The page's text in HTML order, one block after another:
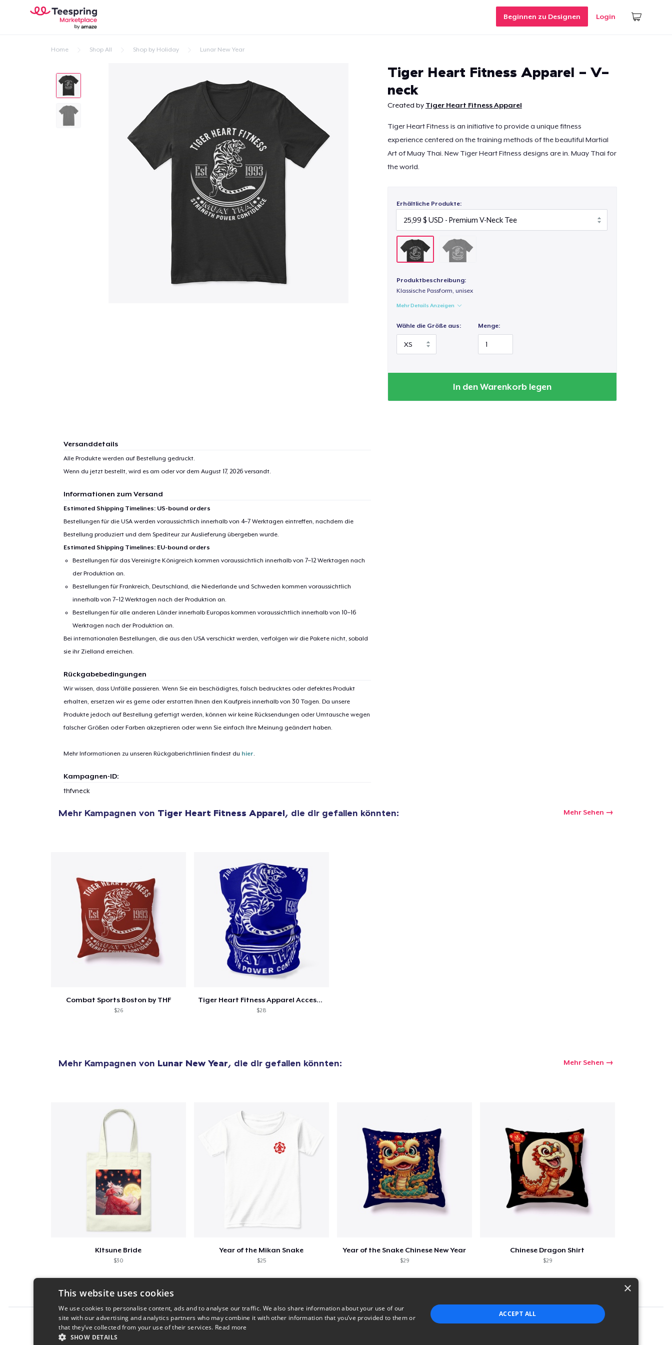
Beginnen zu Designen Login
Home Shop All Shop by Holiday Lunar New Year
Tiger Heart Fitness Apparel - V-
neck
Created by Tiger Heart Fitness Apparel
Tiger Heart Fitness is an initiative to provide a unique fitness
experience centered on the training methods of the beautiful Martial
Art of Muay Thai. New Tiger Heart Fitness designs are in. Muay Thai for
the world.
Erhältliche Produkte:
Produktbeschreibung:
Klassische Passform, unisex
Mehr Details Anzeigen
Wähle die Größe aus: Menge:
In den Warenkorb legen
Versanddetails
Alle Produkte werden auf Bestellung gedruckt.
Wenn du jetzt bestellt, wird es am oder vor dem August 17, 2026versandt.
Informationen zum Versand
Estimated Shipping Timelines: US-bound orders
Bestellungen für die USA werden voraussichtlich innerhalb von 4–7 Werktagen eintreffen, nachdem die
Bestellung produziert und dem Spediteur zur Auslieferung übergeben wurde.
Estimated Shipping Timelines: EU-bound orders
Bestellungen für das Vereinigte Königreich kommen voraussichtlich innerhalb von 7–12 Werktagen nach
der Produktion an.
Bestellungen für Frankreich, Deutschland, die Niederlande und Schweden kommen voraussichtlich
innerhalb von 7–12 Werktagen nach der Produktion an.
Bestellungen für alle anderen Länder innerhalb Europas kommen voraussichtlich innerhalb von 10–16
Werktagen nach der Produktion an.
Bei internationalen Bestellungen, die aus den USA verschickt werden, verfolgen wir die Pakete nicht, sobald
sie ihr Zielland erreichen.
Rückgabebedingungen
Wir wissen, dass Unfälle passieren. Wenn Sie ein beschädigtes, falsch bedrucktes oder defektes Produkt
erhalten, ersetzen wir es gerne oder erstatten Ihnen den Kaufpreis innerhalb von 30 Tagen. Da unsere
Produkte jedoch auf Bestellung gefertigt werden, können wir keine Rücksendungen oder Umtausche wegen
falscher Größen oder Farben akzeptieren oder wenn Sie einfach Ihre Meinung geändert haben.
Mehr Informationen zu unseren Rückgaberichtlinien findest du hier
Kampagnen-ID:
thfvneck
Mehr Kampagnen von Tiger Heart Fitness Apparel, die dir gefallen könnten: Mehr Sehen
Combat Sports Boston by THF
$26
Tiger Heart Fitness Apparel Accessories
$28
Mehr Kampagnen von Lunar New Year, die dir gefallen könnten: Mehr Sehen
KItsune Bride
$30
Year of the Mikan Snake
$25
Year of the Snake Chinese New Year
$29
Chinese Dragon Shirt
$29
Report this product
1 Artikel wurde zum Einkaufswagen
Premium V-Neck Tee
22,97 $
×
This website uses cookies
We use cookies to personalise content, ads and to analyse our traffic. We also share information about your use of our
site with our advertising and analytics partners who may combine it with other information that you’ve provided to them or
that they’ve collected from your use of their services. Read more
SHOW DETAILS
ACCEPT ALL